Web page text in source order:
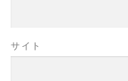
サイト